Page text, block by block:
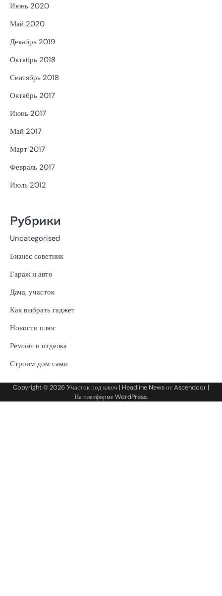
Июнь 2020
Май 2020
Декабрь 2019
Октябрь 2018
Сентябрь 2018
Октябрь 2017
Июнь 2017
Май 2017
Март 2017
Февраль 2017
Июль 2012
Рубрики
Uncategorised
Бизнес советник
Гараж и авто
Дача, участок
Как выбрать гаджет
Новости плюс
Ремонт и отделка
Строим дом сами
Copyright © 2026Участок под ключ | Headline News отAscendoor |
На платформеWordPress.